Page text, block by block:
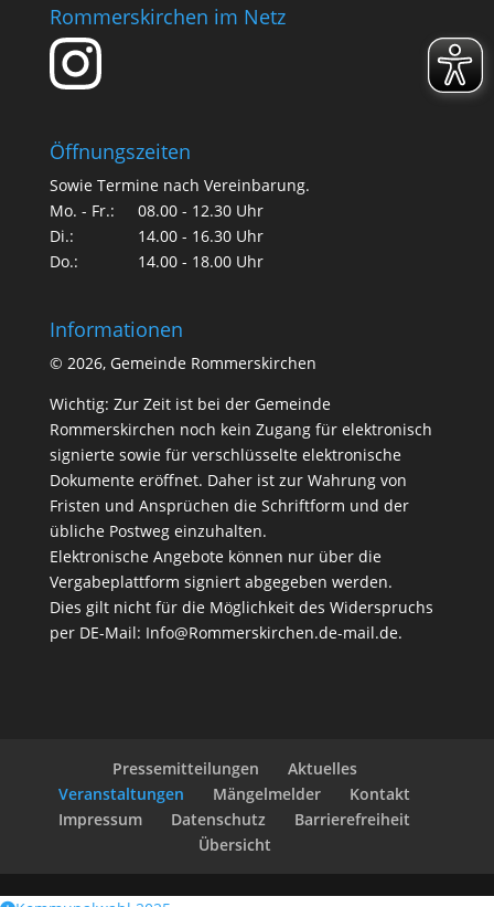
Rommerskirchen im Netz
Öffnungszeiten
Sowie Termine nach Vereinbarung.
Mo. - Fr.:
08.00 - 12.30 Uhr
Di.:
14.00 - 16.30 Uhr
Do.:
14.00 - 18.00 Uhr
Informationen
© 2026, Gemeinde Rommerskirchen
Wichtig: Zur Zeit ist bei der Gemeinde
Rommerskirchen noch kein Zugang für elektronisch
signierte sowie für verschlüsselte elektronische
Dokumente eröffnet. Daher ist zur Wahrung von
Fristen und Ansprüchen die Schriftform und der
übliche Postweg einzuhalten.
Elektronische Angebote können nur über die
Vergabeplattform signiert abgegeben werden.
Dies gilt nicht für die Möglichkeit des Widerspruchs
per DE-Mail: Info@Rommerskirchen.de-mail.de.
Pressemitteilungen
Aktuelles
Veranstaltungen
Mängelmelder
Kontakt
Impressum
Datenschutz
Barrierefreiheit
Übersicht